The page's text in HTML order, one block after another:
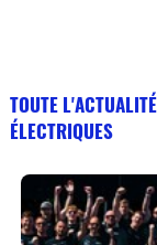
TOUTE
ÉLECTRIQUES